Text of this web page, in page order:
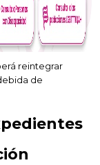
reintegrar
de